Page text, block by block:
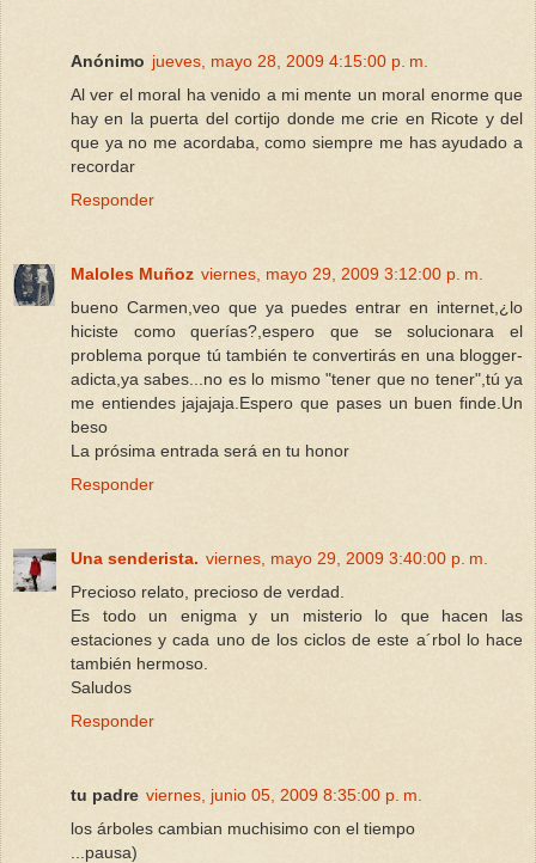
Anónimo jueves, mayo 28, 2009 4:15:00 p. m.
Al ver el moral ha venido a mi mente un moral enorme que
hay en la puerta del cortijo donde me crie en Ricote y del
que ya no me acordaba, como siempre me has ayudado a
recordar
Responder
Maloles Muñoz viernes, mayo 29, 2009 3:12:00 p. m.
bueno Carmen,veo que ya puedes entrar en internet,¿lo
hiciste como querías?,espero que se solucionara el
problema porque tú también te convertirás en una blogger-
adicta,ya sabes...no es lo mismo "tener que no tener",tú ya
me entiendes jajajaja.Espero que pases un buen finde.Un
beso
La prósima entrada será en tu honor
Responder
Una senderista. viernes, mayo 29, 2009 3:40:00 p. m.
Precioso relato, precioso de verdad.
Es todo un enigma y un misterio lo que hacen las
estaciones y cada uno de los ciclos de este a´rbol lo hace
también hermoso.
Saludos
Responder
tu padre viernes, junio 05, 2009 8:35:00 p. m.
los árboles cambian muchisimo con el tiempo
...pausa)